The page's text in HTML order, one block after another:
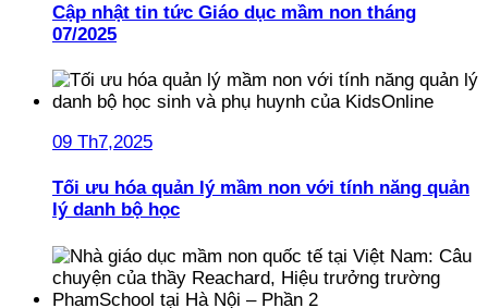
Cập nhật tin tức Giáo dục mầm non tháng
07/2025
09 Th7,2025
Tối ưu hóa quản lý mầm non với tính năng quản
lý danh bộ học